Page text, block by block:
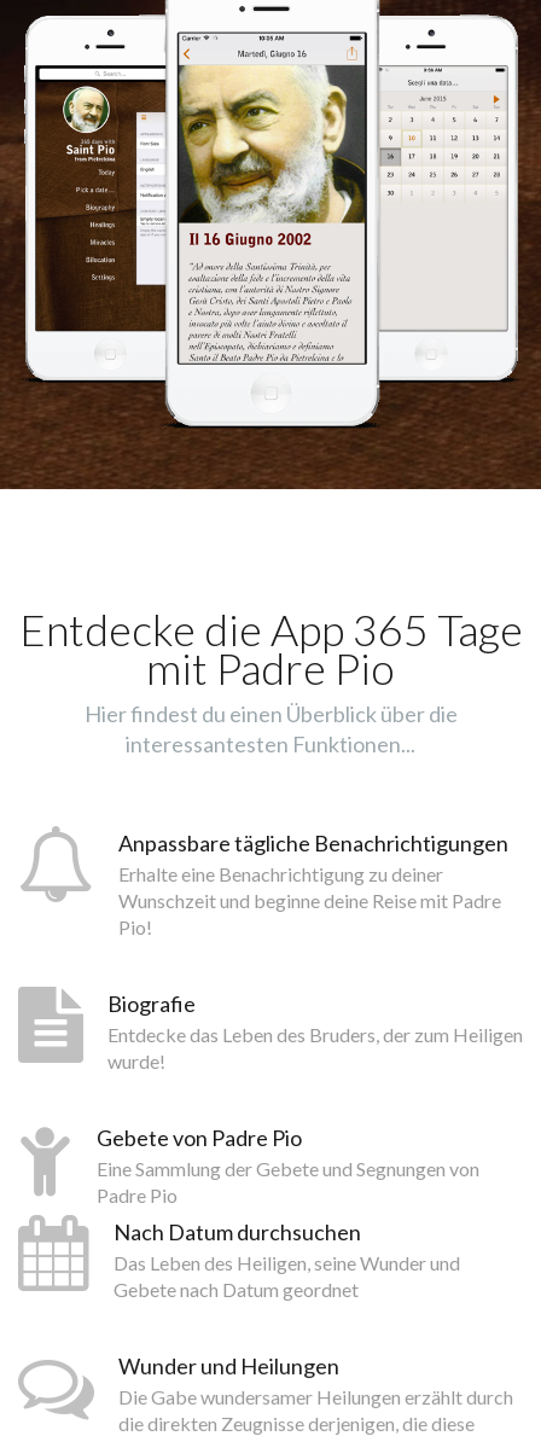
Entdecke die App 365 Tage
mit Padre Pio
Hier findest du einen Überblick über die
interessantesten Funktionen...
Anpassbare tägliche Benachrichtigungen
Erhalte eine Benachrichtigung zu deiner
Wunschzeit und beginne deine Reise mit Padre
Pio!
Biografie
Entdecke das Leben des Bruders, der zum Heiligen
wurde!
Gebete von Padre Pio
Eine Sammlung der Gebete und Segnungen von
Padre Pio
Nach Datum durchsuchen
Das Leben des Heiligen, seine Wunder und
Gebete nach Datum geordnet
Wunder und Heilungen
Die Gabe wundersamer Heilungen erzählt durch
die direkten Zeugnisse derjenigen, die diese